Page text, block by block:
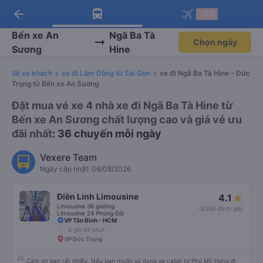
Tải app Vexere ngay!
Nhận ưu đãi thành viên độc
Mở app
Tải app Vexere
-30k/ghế khi đặt vé máy bay qua
Mở app
arrow_back
Bến xe An
Sương
Ngã Ba Tà
Hine
Chọn ngày
Vé xe khách xe đi Lâm Đồng từ Sài Gòn
xe đi Ngã Ba Tà Hine - Đức
Trọng từ Bến xe An Sương
Đặt mua vé xe 4 nhà xe đi Ngã Ba Tà Hine từ
Bến xe An Sương chất lượng cao và giá vé ưu
đãi nhất: 36 chuyến mỗi ngày
Vexere Team
Ngày cập nhật: 06/08/2026
Điền Linh Limousine
Limousine 36 giường
Limousine 24 Phòng Đôi
4.1
(6368 đánh giá)
VP Tân Bình - HCM
6 giờ 59 phút
VP Đức Trọng
Cảm ơn bạn rất nhiều. Nếu bạn muốn sử dụng xe cabin từ Phú Mỹ Hưng đi